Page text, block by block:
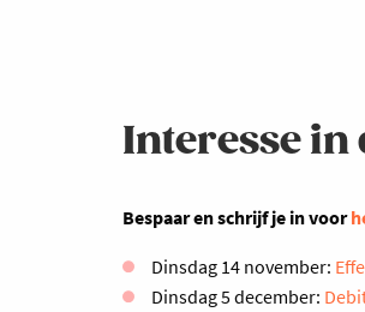
Interesse in
Bespaar en schrijf je in voor
Dinsdag 14 november:
Dinsdag 5 december: